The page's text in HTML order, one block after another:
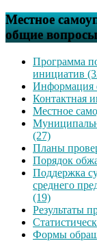
Местное
общие
Программа
инициатив
Информация
Контактная
Местное
(27)
Планы
Порядок
Поддержка
среднего
(19)
Результаты
Формы